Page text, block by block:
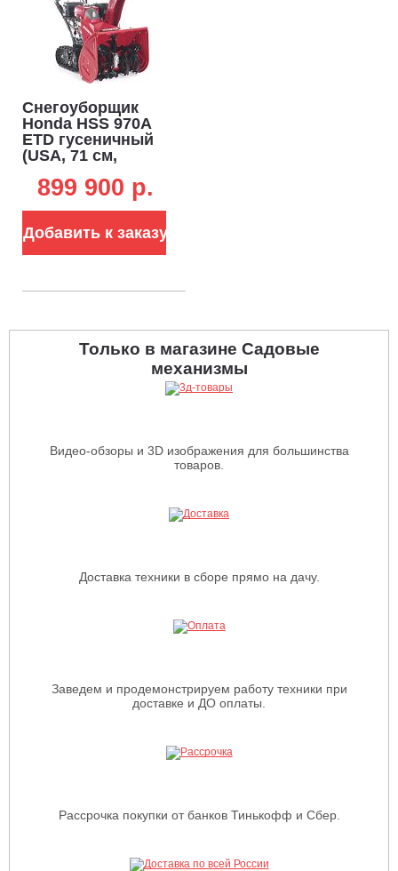
производится оператором с панели управления. Панель
управления всегда находится в неподвижном положении.
Снегоуборщик
Honda HSS 970A
ETD гусеничный
(USA, 71 см,
аккумулятор 12В,
гидростатическая
фара, 125 кг)
899 900 p.
Добавить к заказу
Только в магазине Садовые
механизмы
Видео-обзоры и 3D изображения для большинства
товаров.
Доставка техники в сборе прямо на дачу.
Заведем и продемонстрируем работу техники при
доставке и ДО оплаты.
Рассрочка покупки от банков Тинькофф и Сбер.